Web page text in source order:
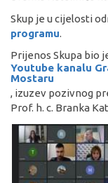
Skup je u cijelosti
programu.
Prijenos Skupa bio
Youtube kanalu
Mostaru
, izuzev pozivnog
Prof. h. c. Branka